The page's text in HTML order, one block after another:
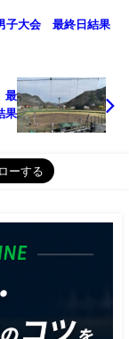
子大会 最終日結果
最
果